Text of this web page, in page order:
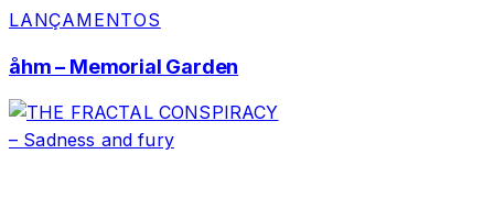
LANÇAMENTOS
åhm – Memorial Garden